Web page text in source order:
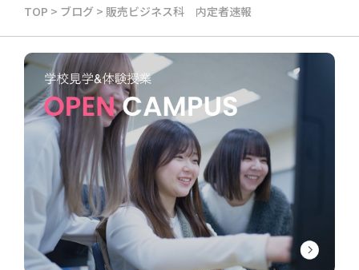
TOP > ブログ > 販売ビジネス科 内定者速報